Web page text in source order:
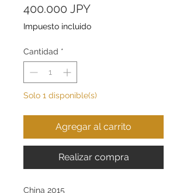
400.000 JPYPrecio
Impuesto incluido
Cantidad *
Solo 1 disponible(s)
Agregar al carrito
Realizar compra
China 2015